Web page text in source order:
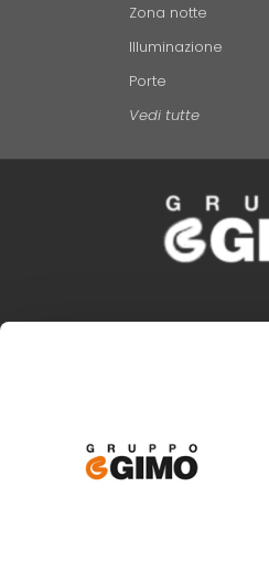
Zona notte
Illuminazione
Porte
Vedi tutte
Un gruppo di 10